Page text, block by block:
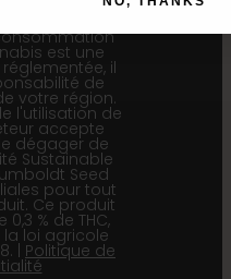
nos lots de
produit n'est
est une
il
de
votre région.
l'utilisation de
accepte
dégager de
Sustainable
Seed
pour tout
Ce produit
% de THC,
loi agricole
| Politique de